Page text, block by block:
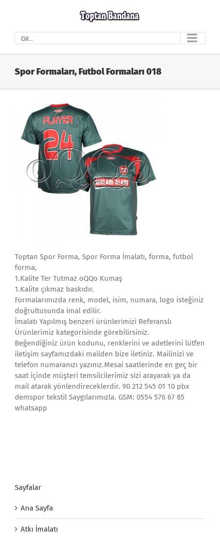
Git...
Spor Formaları, Futbol Formaları 018
Toptan Spor Forma, Spor Forma İmalatı, forma, futbol
forma,
1.Kalite Ter Tutmaz oQQo Kumaş
1.Kalite çıkmaz baskıdır.
Formalarımızda renk, model, isim, numara, logo isteğiniz
doğrultusunda imal edilir.
İmalatı Yapılmış benzeri ürünlerimizi Referanslı
Ürünlerimiz kategorisinde görebilirsiniz.
Beğendiğiniz ürün kodunu, renklerini ve adetlerini lütfen
iletişim sayfamızdaki mailden bize iletiniz. Mailinizi ve
telefon numaranızı yazınız.Mesai saatlerinde en geç bir
saat içinde müşteri temsilcilerimiz sizi arayarak ya da
mail atarak yönlendireceklerdir. 90 212 545 01 10 pbx
demspor tekstil Saygılarımızla. GSM: 0554 576 67 85
whatsapp
Sayfalar
Ana Sayfa
Atkı İmalatı